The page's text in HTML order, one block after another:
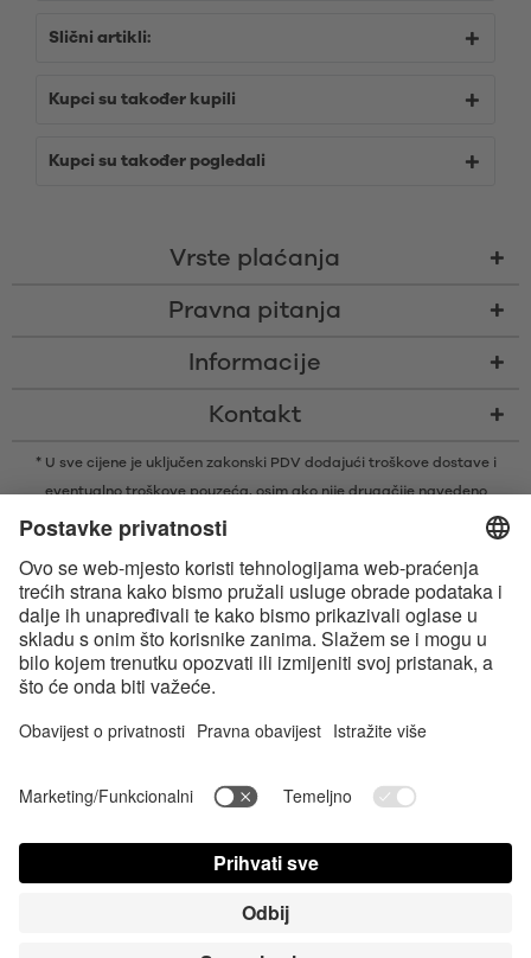
Slični artikli:
Kupci su također kupili
Kupci su također pogledali
Vrste plaćanja
Pravna pitanja
Informacije
Kontakt
* U sve cijene je uključen zakonski PDV dodajući troškove dostavei
eventualno troškove pouzeća, osim ako nije drugačije navedeno
* Bluetooth® slovni znak i logotipi su registrirani žigovi u vlasništvu tvrtke
Satisfyer GmbH je pod licencom.
Apple, logotip tvrtke Apple i Apple Watch su žigovi tvrtke Apple Inc.
Google Play i logotip Google Play zaštitni su znakovi tvrtke Google LLC.
Contact us today